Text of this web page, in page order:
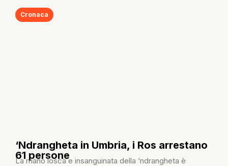
Cronaca
‘Ndrangheta in Umbria, i Ros arrestano
61 persone
La mano losca e insanguinata della ‘ndrangheta è